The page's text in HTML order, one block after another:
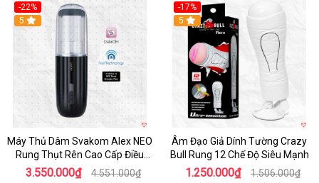
-22%
5
Máy Thủ Dâm Svakom Alex NEO
Rung Thụt Rên Cao Cấp Điều
Khiển App
3.550.000₫ 4.551.000₫
-17%
5
Âm Đạo Giả Dính Tường Crazy
Bull Rung 12 Chế Độ Siêu Mạnh
1.250.000₫ 1.506.000₫